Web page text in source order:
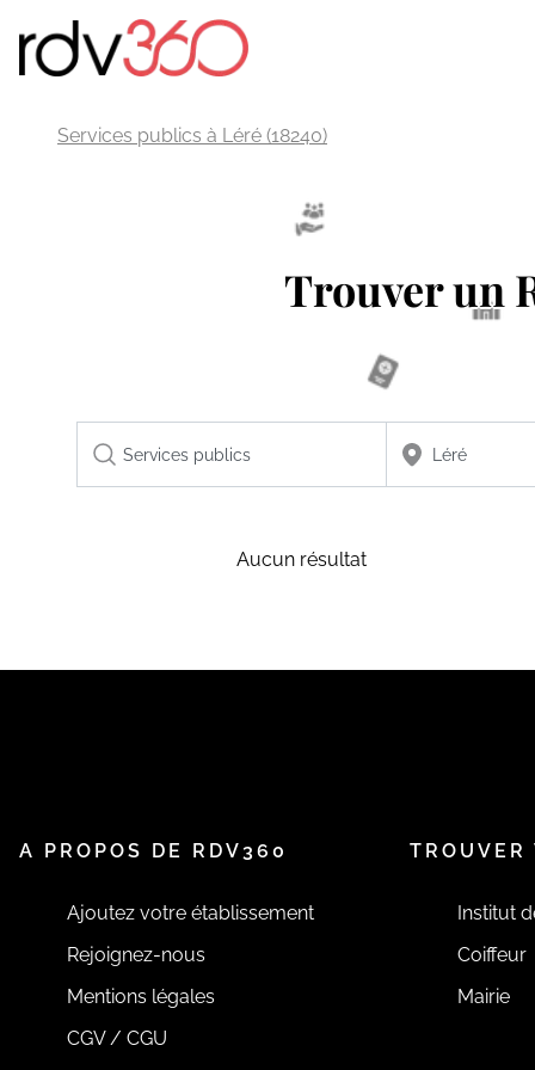
Services publics à Léré (18240)
Trouver un
Aucun résultat
A PROPOS DE RDV360
Ajoutez votre établissement
Rejoignez-nous
Mentions légales
CGV / CGU
TROUVER
Institut
Coiffeur
Mairie